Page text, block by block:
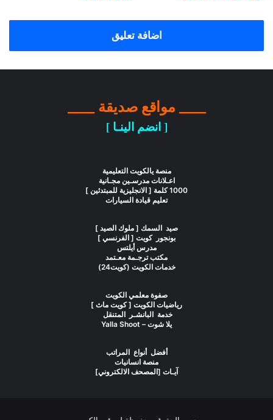
اضافة تعليق
____ مواقع صديقة ____
[ انضم الينـا ]
منصة يالكويت التعليمية
اعـلانات مدرسـين مجـانية
1000 كلمة [ الانجليزية للمبتدئين ]
تعليم قيادة السيارات
صيد السمك [ ملوك الصيد ]
بونجور كويت [ الفرنسي ]
مدرس أيلتس
مكتب ترجـمة معـتمد
خدمات الكويت (كويت24)
صفوة معلمي الكويت
رياضيات الكويت [ كويت ماث ]
خدمة البانشـر المتنقل
يلا شوت – Yalla Shoot
أفضل أنواع المراتب
منصة انسانيات
آيـات [المصحف الالكتروني]